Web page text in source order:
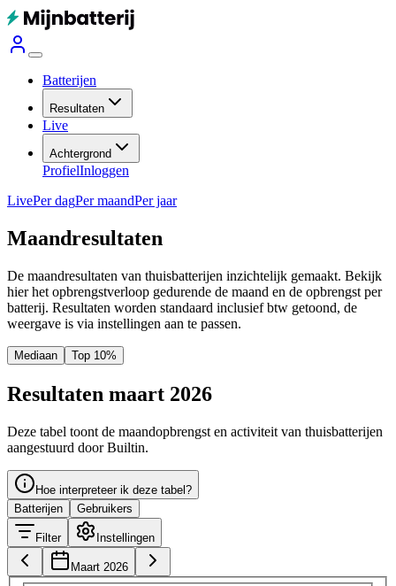
Batterijen
Resultaten
Live
Achtergrond
ProfielInloggen
LivePer dagPer maandPer jaar
Maandresultaten
De maandresultaten van thuisbatterijen inzichtelijk gemaakt. Bekijk
hier het opbrengstverloop gedurende de maand en de opbrengst per
batterij. Resultaten worden standaard inclusief btw getoond, de
weergave is via instellingen aan te passen.
Mediaan Top 10%
Resultaten maart 2026
Deze tabel toont de maandopbrengst en activiteit van thuisbatterijen
aangestuurd door Builtin.
Hoe interpreteer ik deze tabel?
Batterijen
Gebruikers
Filter Instellingen
Maart 2026